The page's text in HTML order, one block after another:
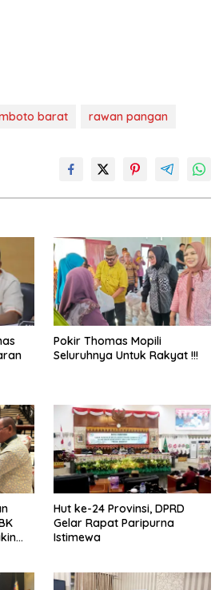
barat rawan pangan
Pokir Thomas Mopili
Seluruhnya Untuk Rakyat !!!
Hut ke-24 Provinsi, DPRD
Gelar Rapat Paripurna
Istimewa